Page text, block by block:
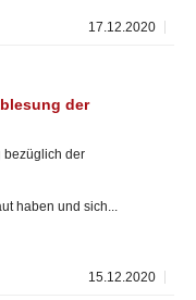
17.12.2020
der
bezüglich der
haben und sich...
15.12.2020